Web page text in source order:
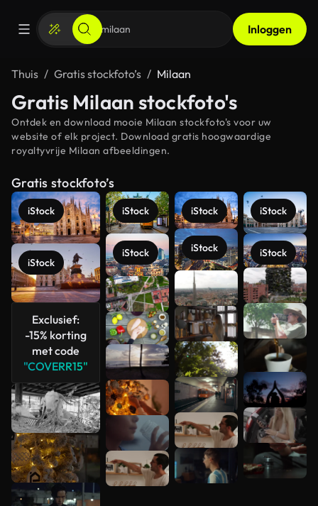
Inloggen
Thuis Gratis stockfoto’s Milaan
Gratis Milaan stockfoto's
Ontdek en download mooie Milaan stockfoto's voor uw
website of elk project. Download gratis hoogwaardige
royaltyvrije Milaan afbeeldingen.
Gratis stockfoto’s
iStock
iStock
Exclusief:
-15% korting
met code
"COVERR15"
iStock
iStock
iStock
iStock
iStock
iStock
Meer
bekijken